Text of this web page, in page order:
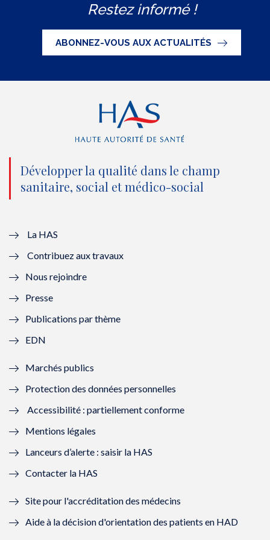
i
t
t
e
n
o
u
l
l
f
n
ê
t
r
e
)
c
e
b
o
o
k
(
n
o
e
e
n
ê
r
)
u
t
u
b
e
(
n
o
u
ê
t
e
n
k
e
d
(
n
o
ê
)
Restez informé !
ABONNEZ-VOUS AUX ACTUALITÉS
Développer la qualité dans le champ
sanitaire, social et médico-social
La HAS
Contribuez aux travaux
Nous rejoindre
Presse
Publications par thème
EDN
Marchés publics
Protection des données personnelles
Accessibilité : partiellement conforme
Mentions légales
Lanceurs d’alerte : saisir la HAS
Contacter la HAS
Site pour l'accréditation des médecins
Aide à la décision d'orientation des patients en HAD